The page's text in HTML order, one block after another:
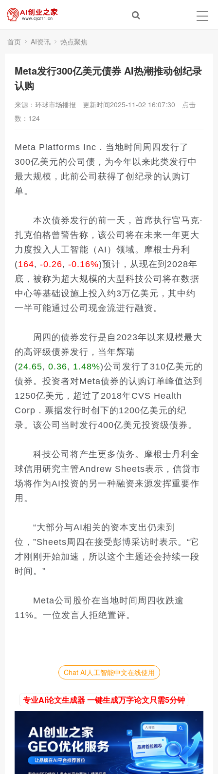
首页 AI资讯 热点聚焦
Meta发行300亿美元债券 AI热潮推动创纪录
认购
来源：环球市场播报 更新时间2025-11-02 16:07:30
点击
数： 124
Meta Platforms Inc．当地时间周四发行了
300亿美元的公司债，为今年以来此类发行中
最大规模，此前公司获得了创纪录的认购订
单。
本次债券发行的前一天，首席执行官马克·
扎克伯格曾警告称，该公司将在未来一年更大
力度投入人工智能（AI）领域。摩根士丹利
(164, -0.26, -0.16%)预计，从现在到2028年
底，被称为超大规模的大型科技公司将在数据
中心等基础设施上投入约3万亿美元，其中约
一半可能通过公司现金流进行融资。
周四的债券发行是自2023年以来规模最大
的高评级债券发行，当年辉瑞
(24.65, 0.36, 1.48%)公司发行了310亿美元的
债券。投资者对Meta债券的认购订单峰值达到
1250亿美元，超过了2018年CVS Health
Corp．票据发行时创下的1200亿美元的纪
录。该公司当时发行400亿美元投资级债券。
科技公司将产生更多债务。摩根士丹利全
球信用研究主管Andrew Sheets表示，信贷市
场将作为AI投资的另一种融资来源发挥重要作
用。
“大部分与AI相关的资本支出仍未到
位，”Sheets周四在接受彭博采访时表示。“它
才刚刚开始加速，所以这个主题还会持续一段
时间。”
Meta公司股价在当地时间周四收跌逾
11%。一位发言人拒绝置评。
Chat AI人工智能中文在线使用
专业AI论文生成器 一键生成万字论文只需5分钟